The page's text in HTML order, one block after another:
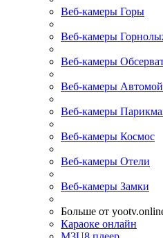
Веб-камеры Горы
Веб-камеры
Веб-камеры
Веб-камеры
Веб-камеры
Веб-камеры Космос
Веб-камеры Отели
Веб-камеры Замки
Больше от
Караоке онлайн